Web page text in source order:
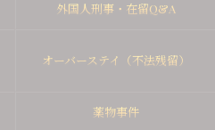
外国人刑事・在留Q&A
オーバーステイ（不法残留）
薬物事件